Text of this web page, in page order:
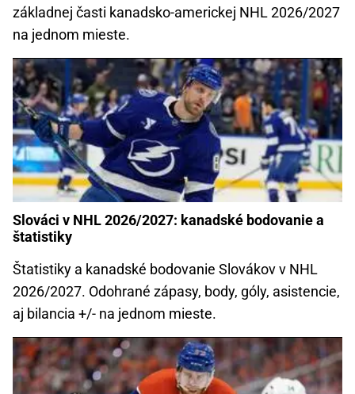
základnej časti kanadsko-americkej NHL 2026/2027
na jednom mieste.
Slováci v NHL 2026/2027: kanadské bodovanie a
štatistiky
Štatistiky a kanadské bodovanie Slovákov v NHL
2026/2027. Odohrané zápasy, body, góly, asistencie,
aj bilancia +/- na jednom mieste.